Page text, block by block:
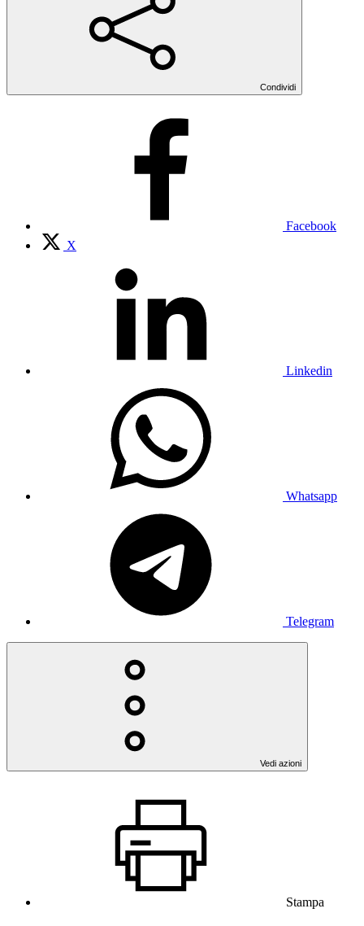
Condividi
Facebook
X
Linkedin
Whatsapp
Telegram
Vedi azioni
Stampa